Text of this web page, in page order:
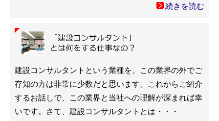
続きを読む
建設コンサルタントという業種を、この業界の外でご
存知の方は非常に少数だと思います。これからご紹介
するお話しで、この業界と当社への理解が深まれば幸
いです。さて、建設コンサルタントとは・・・